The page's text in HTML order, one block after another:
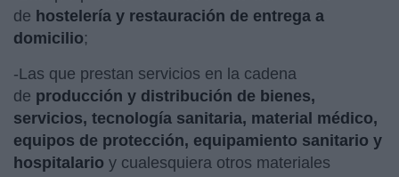
de hostelería y restauración de entrega a
domicilio;
-Las que prestan servicios en la cadena
de producción y distribución de bienes,
servicios, tecnología sanitaria, material médico,
equipos de protección, equipamiento sanitario y
hospitalario y cualesquiera otros materiales